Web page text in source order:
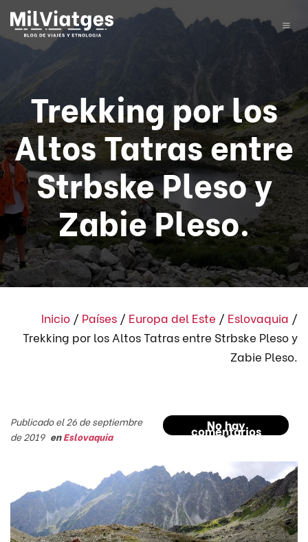
Trekking por los
Altos Tatras entre
Strbske Pleso y
Zabie Pleso.
Inicio / Países / Europa del Este / Eslovaquia /
Trekking por los Altos Tatras entre Strbske Pleso y
Zabie Pleso.
No hay
comentarios
Publicado el 26 de septiembre
de 2019 enEslovaquia